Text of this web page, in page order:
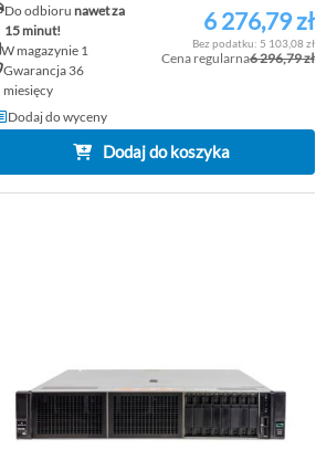
Do odbioru nawet za
15 minut!
W magazynie 1
Gwarancja 36
miesięcy
promocyjna
6 276,79 zł
5 103,08 zł
Cena regularna6 296,79 zł
Dodaj do wyceny
Dodaj do koszyka